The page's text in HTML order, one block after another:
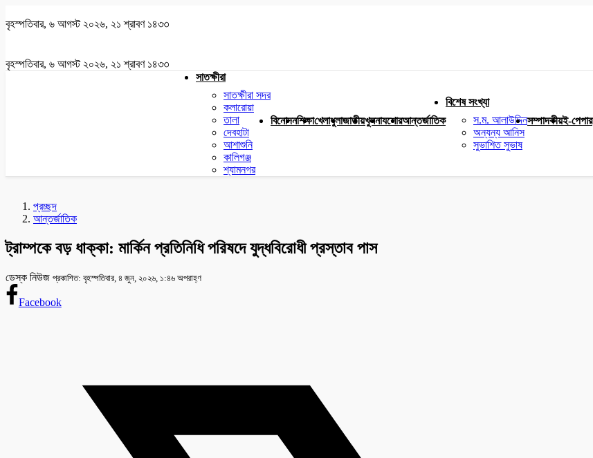
বৃহস্পতিবার, ৬ আগস্ট ২০২৬, ২১ শ্রাবণ ১৪৩৩
বৃহস্পতিবার, ৬ আগস্ট ২০২৬, ২১ শ্রাবণ ১৪৩৩
সাতক্ষীরা
সাতক্ষীরা সদর
কলারোয়া
তালা
দেবহাটা
আশাশুনি
কালিগঞ্জ
শ্যামনগর
বিনোদনশিক্ষাখেলাধুলাজাতীয়খুলনাযশোরআন্তর্জাতিক
বিশেষ সংখ্যা
স.ম. আলাউদ্দিন
অন্যন্য আনিস
সুভাশিত সুভাষ
সম্পাদকীয়ই-পেপার
প্রচ্ছদ
আন্তর্জাতিক
ট্রাম্পকে বড় ধাক্কা: মার্কিন প্রতিনিধি পরিষদে যুদ্ধবিরোধী প্রস্তাব পাস
ডেস্ক নিউজ প্রকাশিত: বৃহস্পতিবার, ৪ জুন, ২০২৬, ১:৪৬ অপরাহ্ণ
Facebook